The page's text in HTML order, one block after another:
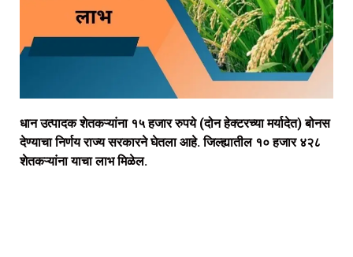
धान उत्पादक शेतकऱ्यांना १५ हजार रुपये (दोन हेक्टरच्या मर्यादेत) बोनस
देण्याचा निर्णय राज्य सरकारने घेतला आहे. जिल्ह्यातील १० हजार ४२८
शेतकऱ्यांना याचा लाभ मिळेल.